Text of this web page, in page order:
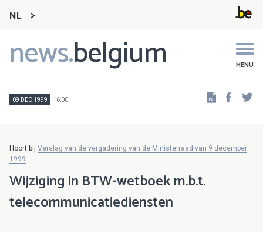
NL
news.belgium MENU
Main
navigation
09 DEC 1999 16:00
Hoort bij Verslag van de vergadering van de Ministerraad van 9 december
1999
Wijziging in BTW-wetboek m.b.t.
telecommunicatiediensten